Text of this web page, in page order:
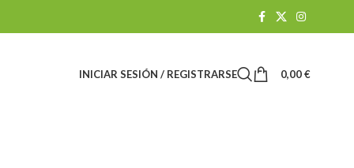
INICIAR SESIÓN / REGISTRARSE 0,00€